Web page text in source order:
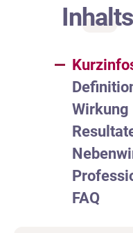
Wirkung
FAQ